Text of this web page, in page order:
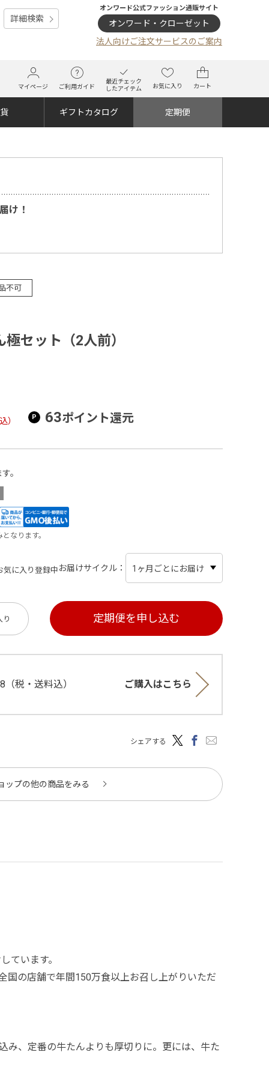
詳細検索
オンワード公式ファッション通販サイト
オンワード・クローゼット
法人向けご注文サービスのご案内
マイページ ご利用ガイド
最近チェック
したアイテム
お気に入り カート
ギフトカタログ 定期便
け！
不可
セット（2人前）
） 63ポイント還元
。
なります。
気に入り登録中 お届けサイクル
り
税・送料込） ご購入はこちら
シェアする
ップの他の商品をみる
ています。
国の店舗で年間150万食以上お召し上がりいただ
み、定番の牛たんよりも厚切りに。更には、牛た